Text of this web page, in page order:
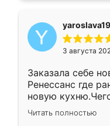
3 августа
Заказала себе
Ренессанс где
новую
вполне
два года,
Читать полностью